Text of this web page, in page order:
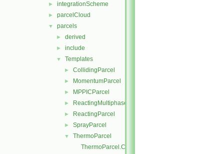
► integrationScheme
► parcelCloud
▼ parcels
► derived
► include
▼ Templates
► CollidingParcel
► MomentumParcel
► MPPICParcel
► ReactingMultiphaseParcel
► ReactingParcel
► SprayParcel
▼
ThermoParcel
ThermoParcel.C